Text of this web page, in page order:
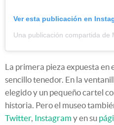
Ver esta publicación en
La primera pieza expuesta en
sencillo tenedor. En la
elegido y un pequeño cartel
historia. Pero el museo
Twitter, Instagram y en su